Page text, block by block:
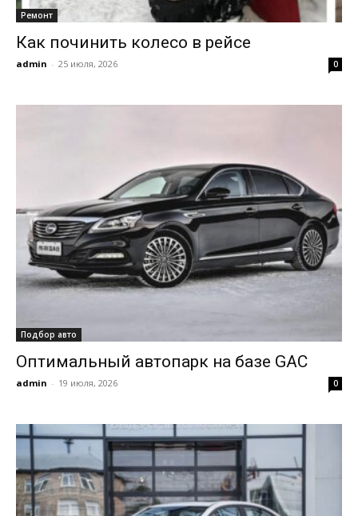
Ремонт
Как починить колесо в рейсе
admin - 25 июля, 2026 0
Подбор авто
Оптимальный автопарк на базе GAC
admin - 19 июля, 2026 0